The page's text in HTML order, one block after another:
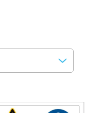
la solution idéale
produit fiable,
de
d'investir dans des
sécurité